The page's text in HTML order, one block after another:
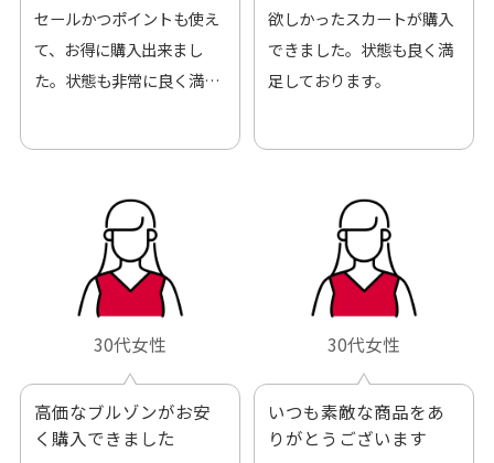
来ました
セールかつポイントも使え
て、お得に購入出来まし
た。状態も非常に良く満足
欲しかったスカートが購入
できました。状態も良く満
足しております。
30代女性
高価なブルゾンがお安
く購入できました
30代女性
いつも素敵な商品をあ
りがとうございます